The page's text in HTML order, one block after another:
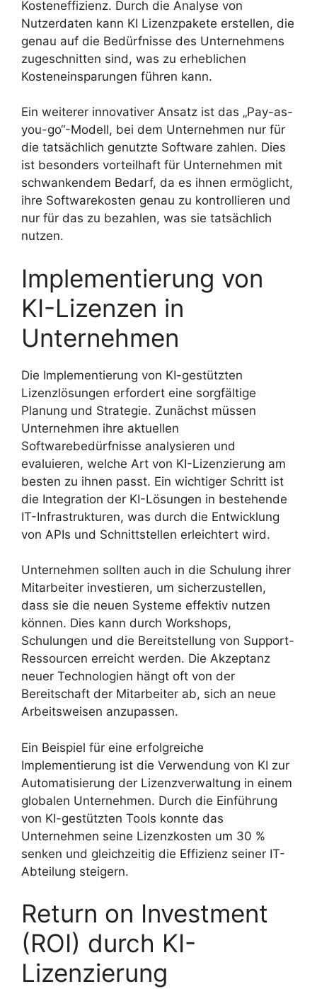
Kosteneffizienz. Durch die Analyse von
Nutzerdaten kann KI Lizenzpakete erstellen, die
genau auf die Bedürfnisse des Unternehmens
zugeschnitten sind, was zu erheblichen
Kosteneinsparungen führen kann.
Ein weiterer innovativer Ansatz ist das „Pay-as-
you-go“-Modell, bei dem Unternehmen nur für
die tatsächlich genutzte Software zahlen. Dies
ist besonders vorteilhaft für Unternehmen mit
schwankendem Bedarf, da es ihnen ermöglicht,
ihre Softwarekosten genau zu kontrollieren und
nur für das zu bezahlen, was sie tatsächlich
nutzen.
Implementierung von
KI-Lizenzen in
Unternehmen
Die Implementierung von KI-gestützten
Lizenzlösungen erfordert eine sorgfältige
Planung und Strategie. Zunächst müssen
Unternehmen ihre aktuellen
Softwarebedürfnisse analysieren und
evaluieren, welche Art von KI-Lizenzierung am
besten zu ihnen passt. Ein wichtiger Schritt ist
die Integration der KI-Lösungen in bestehende
IT-Infrastrukturen, was durch die Entwicklung
von APIs und Schnittstellen erleichtert wird.
Unternehmen sollten auch in die Schulung ihrer
Mitarbeiter investieren, um sicherzustellen,
dass sie die neuen Systeme effektiv nutzen
können. Dies kann durch Workshops,
Schulungen und die Bereitstellung von Support-
Ressourcen erreicht werden. Die Akzeptanz
neuer Technologien hängt oft von der
Bereitschaft der Mitarbeiter ab, sich an neue
Arbeitsweisen anzupassen.
Ein Beispiel für eine erfolgreiche
Implementierung ist die Verwendung von KI zur
Automatisierung der Lizenzverwaltung in einem
globalen Unternehmen. Durch die Einführung
von KI-gestützten Tools konnte das
Unternehmen seine Lizenzkosten um 30 %
senken und gleichzeitig die Effizienz seiner IT-
Abteilung steigern.
Return on Investment
(ROI) durch KI-
Lizenzierung